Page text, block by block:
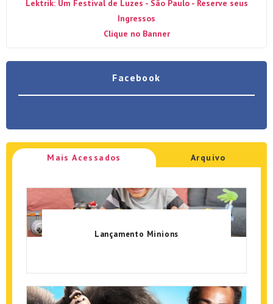
Lektrik: Um Festival de Luzes - São Paulo - Reserve seus
Ingressos
Clique no Banner
Facebook
Mais Acessados Arquivo
Lançamento Minions